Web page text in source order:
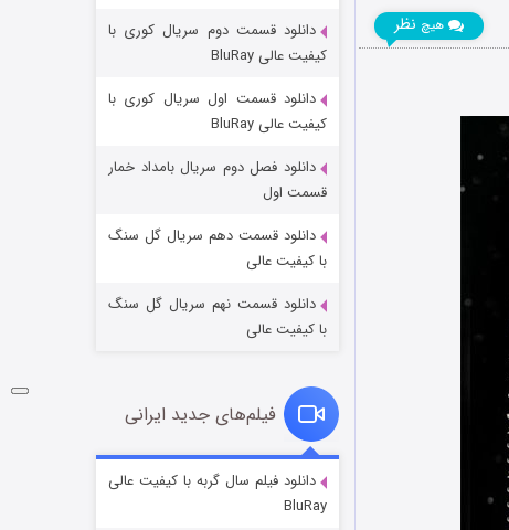
هیچ نظر
شکست استوارت در نجات جهان
قسمت ۷ (زیرنویس) منتشر شد
شوگر فصل ۲
قسمت
دانلود قسمت دوم سریال کوری با
کیفیت عالی BluRay
دانلود قسمت اول سریال کوری با
کیفیت عالی BluRay
دانلود فصل دوم سریال بامداد خمار
قسمت اول
دانلود قسمت دهم سریال گل سنگ
با کیفیت عالی
دانلود قسمت نهم سریال گل سنگ
با کیفیت عالی
فیلم‌های جدید ایرانی
دانلود فیلم سال گربه با کیفیت عالی
BluRay